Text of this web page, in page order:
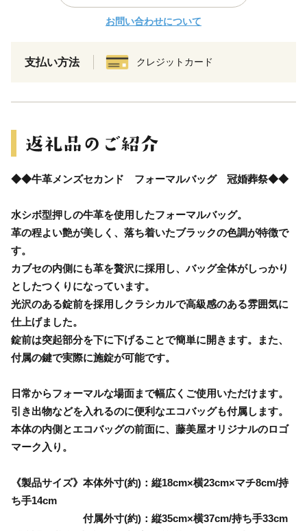
お問い合わせについて
支払い方法 クレジットカード
◆◆牛革メンズセカンド フォーマルバッグ 冠婚葬祭◆◆
水シボ型押しの牛革を使用したフォーマルバッグ。
革の程よい艶が美しく、落ち着いたブラックの色調が特徴で
す。
カブセの内側にも革を贅沢に採用し、バッグ全体がしっかり
としたつくりになっています。
光沢のある錠前を採用しクラシカルで高級感のある雰囲気に
仕上げました。
錠前は突起部分を下に下げることで簡単に開きます。また、
付属の鍵で実際に施錠が可能です。
日常からフォーマルな場面まで幅広くご使用いただけます。
引き出物などを入れるのに便利なエコバッグも付属します。
本体の内側とエコバッグの前面に、藤美屋オリジナルのロゴ
マーク入り。
《製品サイズ》本体外寸(約)：縦18cm×横23cm×マチ8cm/持
ち手14cm
付属外寸(約)：縦35cm×横37cm/持ち手33cm